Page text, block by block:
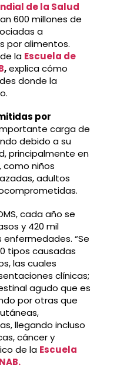
de la Salud
600 millones de
a
por alimentos.
la Escuela de
,explica cómo
donde la
por
carga de
debido a su
principalmente en
como niños
adultos
cada año se
y 420 mil
“Se
tipos causadas
las cuales
clínicas;
agudo que es
por otras que
llegando incluso
cáncer y
de la Escuela